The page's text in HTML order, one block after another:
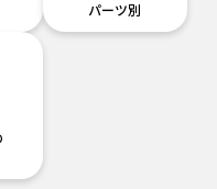
パーツ別